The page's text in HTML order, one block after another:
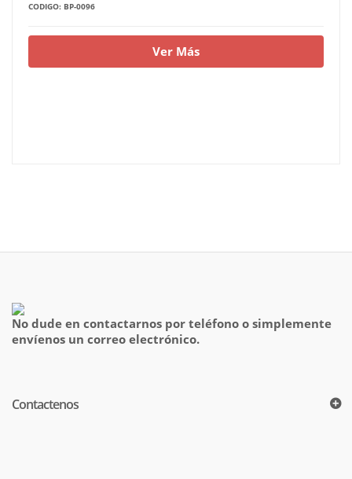
CODIGO: BP-0096
Ver Más
No dude en contactarnos por teléfono o simplemente
envíenos un correo electrónico.
Contactenos